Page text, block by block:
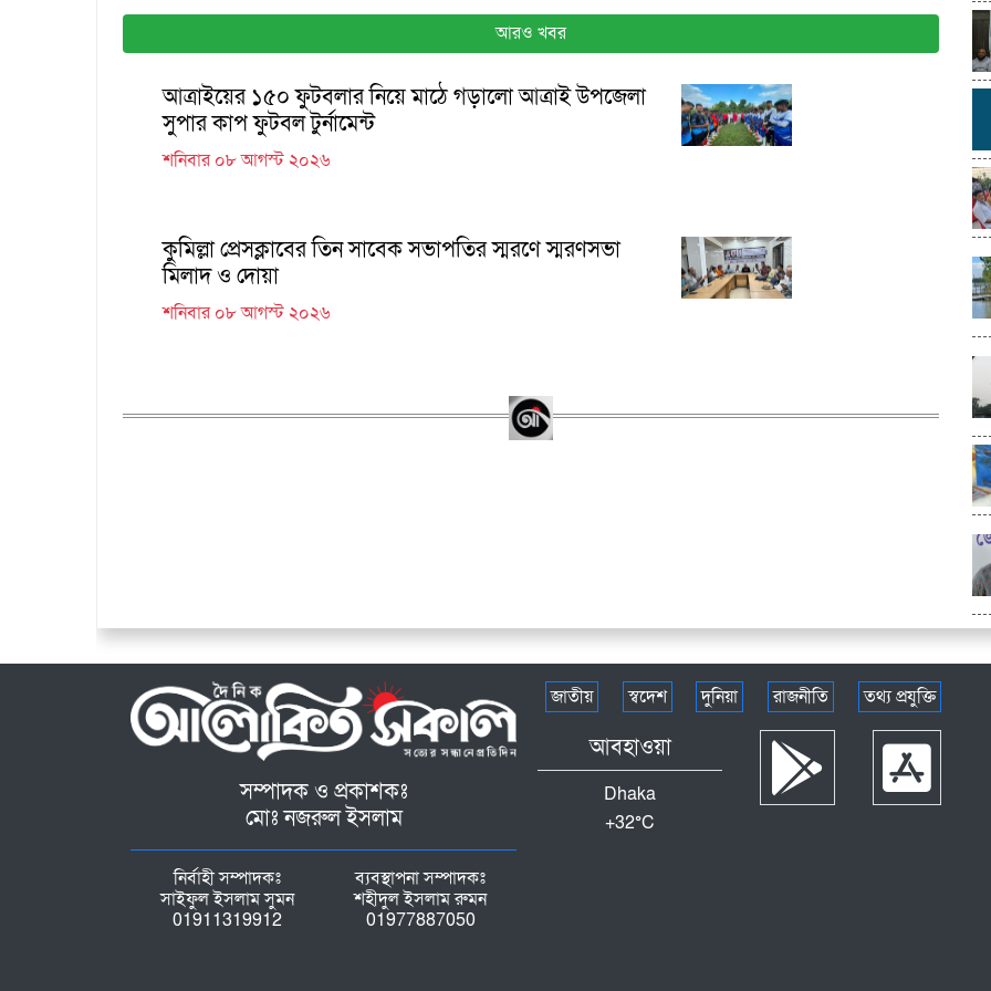
আরও খবর
আত্রাইয়ের ১৫০ ফুটবলার নিয়ে মাঠে গড়ালো আত্রাই উপজেলা
সুপার কাপ ফুটবল টুর্নামেন্ট
শনিবার ০৮ আগস্ট ২০২৬
কুমিল্লা প্রেসক্লাবের তিন সাবেক সভাপতির স্মরণে স্মরণসভা
মিলাদ ও দোয়া
শনিবার ০৮ আগস্ট ২০২৬
সম্পাদক ও প্রকাশকঃ
মোঃ নজরুল ইসলাম
নির্বাহী সম্পাদকঃ
সাইফুল ইসলাম সুমন
01911319912
ব্যবস্থাপনা সম্পাদকঃ
শহীদুল ইসলাম রুমন
01977887050
জাতীয় স্বদেশ দুনিয়া রাজনীতি তথ্য প্রযুক্তি
আবহাওয়া
Dhaka
+32°C